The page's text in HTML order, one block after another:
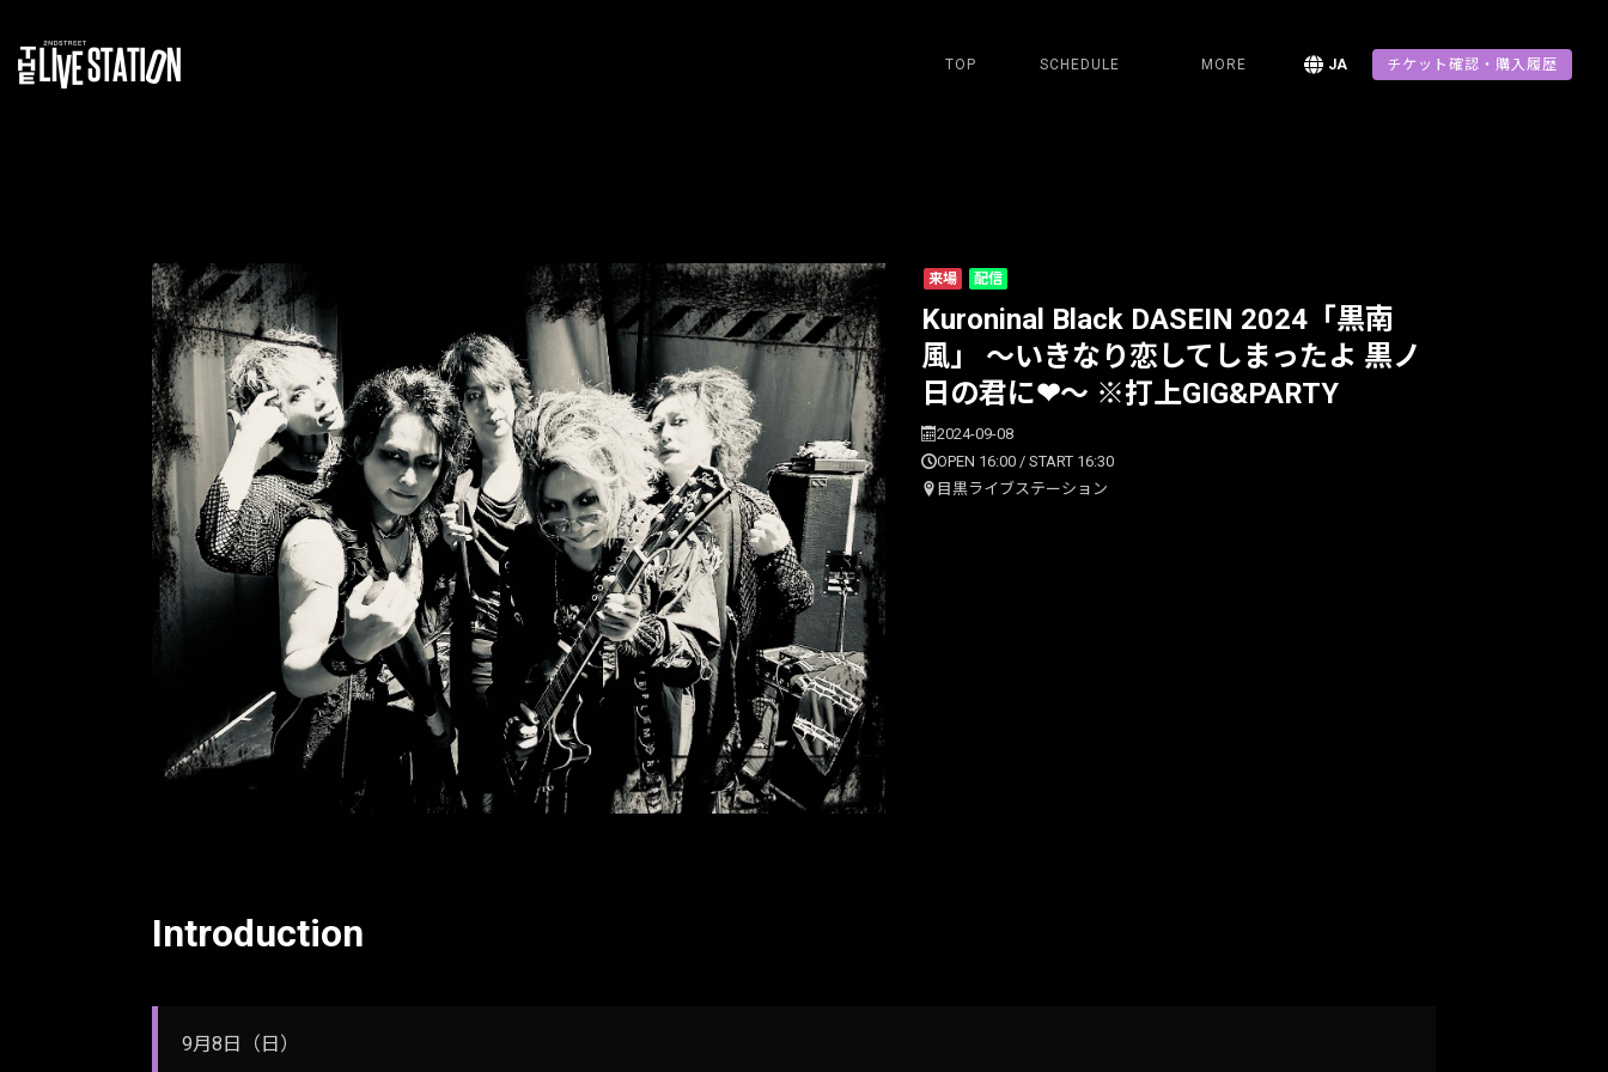
TOP SCHEDULE MORE JA チケット確認・購入履歴
来場 配信
Kuroninal Black DASEIN 2024「黒南
風」 ～いきなり恋してしまったよ 黒ノ
日の君に❤︎～ ※打上GIG&PARTY
2024-09-08
OPEN 16:00 / START 16:30
目黒ライブステーション
Introduction
9月8日（日）